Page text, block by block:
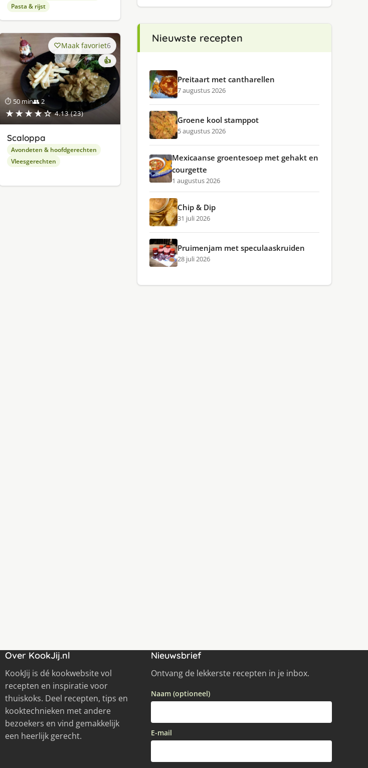
Pasta & rijst
⏱ 50 min👥 2
★★★★☆ 4.13 (23)
Maak favoriet6
👍
Scaloppa
Avondeten & hoofdgerechten
Vleesgerechten
Nieuwste recepten
Preitaart met cantharellen
7 augustus 2026
Groene kool stamppot
5 augustus 2026
Mexicaanse groentesoep met gehakt en
courgette
1 augustus 2026
Chip & Dip
31 juli 2026
Pruimenjam met speculaaskruiden
28 juli 2026
Over KookJij.nl
KookJij is dé kookwebsite vol
recepten en inspiratie voor
thuiskoks. Deel recepten, tips en
kooktechnieken met andere
bezoekers en vind gemakkelijk
een heerlijk gerecht.
Nieuwsbrief
Ontvang de lekkerste recepten in je inbox.
Naam (optioneel)
E-mail